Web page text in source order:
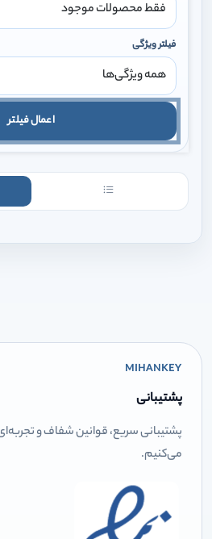
فیلتر ویژگی
اعمال فیلتر
MIHANKEY
پشتیبانی
پشتیبانی سریع، قوانین شفاف و تجربه‌ای
می‌کنیم.